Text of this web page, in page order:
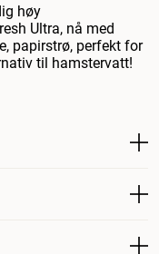
høy
Ultra, nå med
papirstrø, perfekt for
til hamstervatt!
Ultra, nå med
til